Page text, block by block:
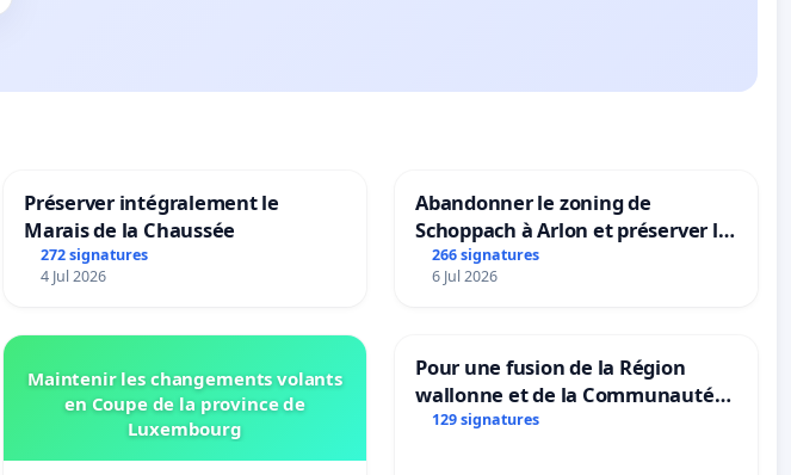
Préserver intégralement le
Marais de la Chaussée
272 signatures
4 Jul 2026
Abandonner le zoning de
Schoppach à Arlon et préserver le
site naturel
266 signatures
6 Jul 2026
Maintenir les changements volants
en Coupe de la province de
Luxembourg
Pour une fusion de la Région
wallonne et de la Communauté
française (Fédération Wallonie-
129 signatures